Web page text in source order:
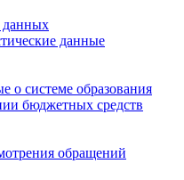
данных
данные
о системе образования
бюджетных средств
обращений